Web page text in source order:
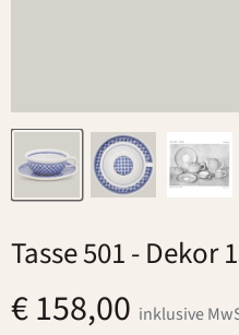
Tasse 501- Dekor
€ 158,00 inklusive